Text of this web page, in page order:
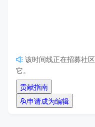
该时间线正在招募社
它。
贡献指南
申请成为编辑